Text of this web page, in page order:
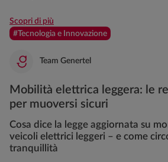
Scopri di più
#Tecnologia e Innovazione
Team Genertel
Mobilità elettrica leggera: le
per muoversi sicuri
Cosa dice la legge aggiornata su
veicoli elettrici leggeri – e come
tranquillità